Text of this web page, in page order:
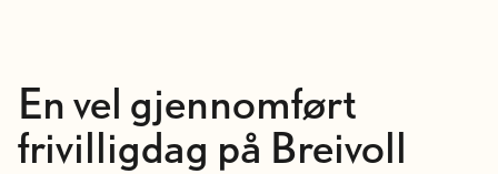
En vel gjennomført
frivilligdag på Breivoll